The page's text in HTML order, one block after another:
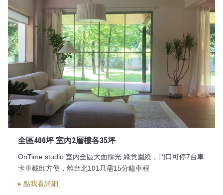
全區400坪 室內2層樓各35坪
OnTime studio 室內全區大面採光 綠意圍繞，門口可停7台車
卡車載卸方便，離台北101只需15分鐘車程
▸ 點我看詳細